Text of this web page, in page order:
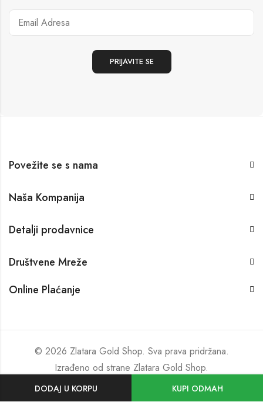
DODAJ U KORPU KUPI ODMAH
Povežite se s nama
Naša Kompanija
Detalji prodavnice
Društvene Mreže
Online Plaćanje
© 2026 Zlatara Gold Shop. Sva prava pridržana.
Izrađeno od strane Zlatara Gold Shop.